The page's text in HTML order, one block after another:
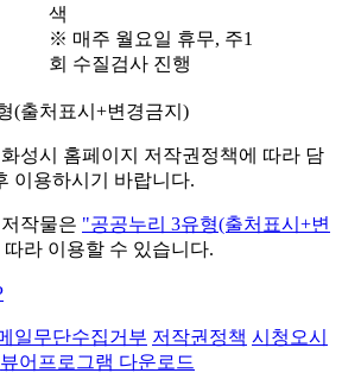
색
※ 매주 월요일 휴무, 주1
회 수질검사 진행
화성시 홈페이지 저작권정책에 따라 담
이용하시기 바랍니다.
작물은 "공공누리 3유형(출처표시+변
따라 이용할 수 있습니다.
일무단수집거부 저작권정책 시청오시
뷰어프로그램 다운로드